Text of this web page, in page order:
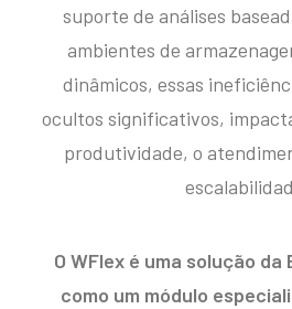
suporte de análises
ambientes de
dinâmicos, essas
ocultos significativos,
produtividade, o
O WFlex é uma solução da
como um módulo